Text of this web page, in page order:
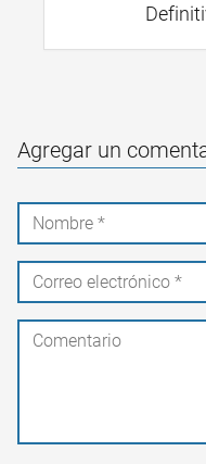
Agregar un